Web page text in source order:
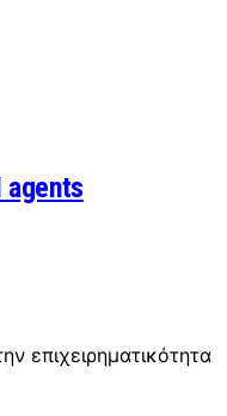
agents
επιχειρηματικότητα